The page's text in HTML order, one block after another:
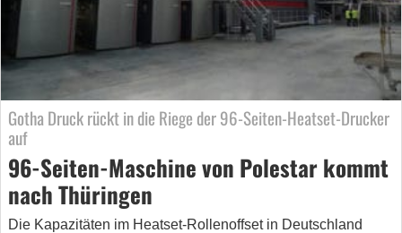
Gotha Druck rückt in die Riege der 96-Seiten-Heatset-Drucker
auf
96-Seiten-Maschine von Polestar kommt
nach Thüringen
Die Kapazitäten im Heatset-Rollenoffset in Deutschland